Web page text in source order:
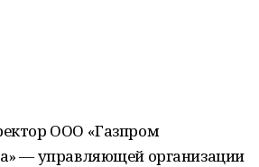
ООО «Газпром
— управляющей организации